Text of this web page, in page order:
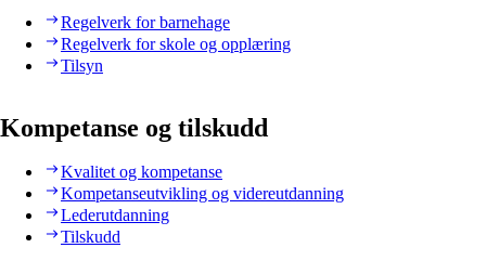
Regelverk for barnehage
Regelverk for skole og opplæring
Tilsyn
Kompetanse og tilskudd
Kvalitet og kompetanse
Kompetanseutvikling og videreutdanning
Lederutdanning
Tilskudd